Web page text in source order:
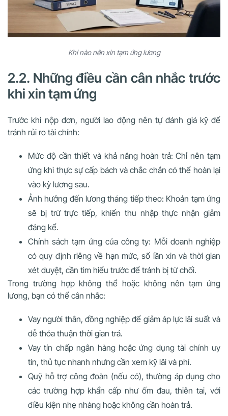
Khi nào nên xin tạm ứng lương
2.2. Những điều cần cân nhắc trước
khi xin tạm ứng
Trước khi nộp đơn, người lao động nên tự đánh giá kỹ để
tránh rủi ro tài chính:
Mức độ cần thiết và khả năng hoàn trả: Chỉ nên tạm
ứng khi thực sự cấp bách và chắc chắn có thể hoàn lại
vào kỳ lương sau.
Ảnh hưởng đến lương tháng tiếp theo: Khoản tạm ứng
sẽ bị trừ trực tiếp, khiến thu nhập thực nhận giảm
đáng kể.
Chính sách tạm ứng của công ty: Mỗi doanh nghiệp
có quy định riêng về hạn mức, số lần xin và thời gian
xét duyệt, cần tìm hiểu trước để tránh bị từ chối.
Trong trường hợp không thể hoặc không nên tạm ứng
lương, bạn có thể cân nhắc:
Vay người thân, đồng nghiệp để giảm áp lực lãi suất và
dễ thỏa thuận thời gian trả.
Vay tín chấp ngân hàng hoặc ứng dụng tài chính uy
tín, thủ tục nhanh nhưng cần xem kỹ lãi và phí.
Quỹ hỗ trợ công đoàn (nếu có), thường áp dụng cho
các trường hợp khẩn cấp như ốm đau, thiên tai, với
điều kiện nhẹ nhàng hoặc không cần hoàn trả.